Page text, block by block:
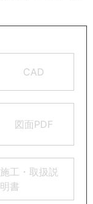
CAD
図面PDF
施工・取扱説
明書